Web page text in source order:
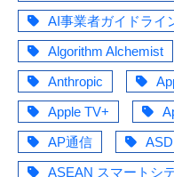
AI事業者ガイドライ
Algorithm Alchemist
Anthropic
Apple TV+
AP通信
ASD
ASEAN スマートシ